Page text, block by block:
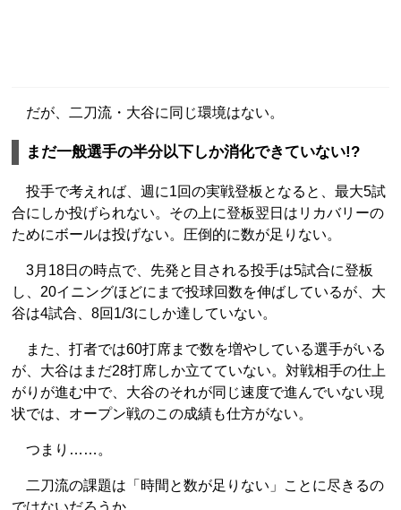
だが、二刀流・大谷に同じ環境はない。
まだ一般選手の半分以下しか消化できていない!?
投手で考えれば、週に1回の実戦登板となると、最大5試
合にしか投げられない。その上に登板翌日はリカバリーの
ためにボールは投げない。圧倒的に数が足りない。
3月18日の時点で、先発と目される投手は5試合に登板
し、20イニングほどにまで投球回数を伸ばしているが、大
谷は4試合、8回1/3にしか達していない。
また、打者では60打席まで数を増やしている選手がいる
が、大谷はまだ28打席しか立てていない。対戦相手の仕上
がりが進む中で、大谷のそれが同じ速度で進んでいない現
状では、オープン戦のこの成績も仕方がない。
つまり……。
二刀流の課題は「時間と数が足りない」ことに尽きるの